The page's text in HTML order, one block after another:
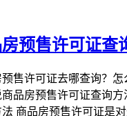
预售许可证查
售许可证去哪查询？
品房预售许可证查询方
商品房预售许可证是